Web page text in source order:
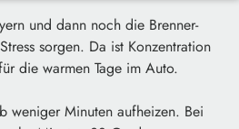
und dann noch die Brenner-
sorgen. Da ist Konzentration
die warmen Tage im Auto.
weniger Minuten aufheizen. Bei